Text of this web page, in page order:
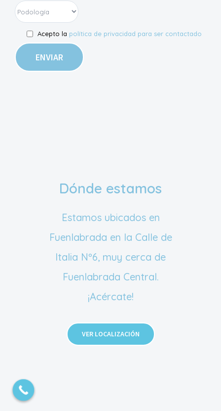
Acepto la política de privacidad para ser contactado
Dónde estamos
Estamos ubicados en
Fuenlabrada en la Calle de
Italia Nº6, muy cerca de
Fuenlabrada Central.
¡Acércate!
VER LOCALIZACIÓN
© Centro Médico Fuenlabrada Medicalia |Todos los
Privacidad|Licencia